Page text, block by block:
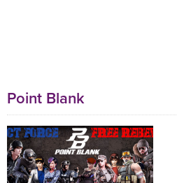
Point Blank